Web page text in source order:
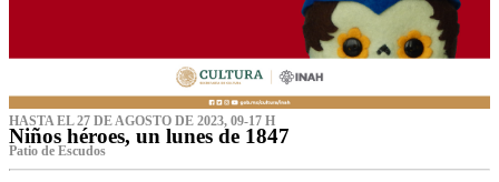
HASTA EL 27 DE AGOSTO DE 2023, 09-17 H
Niños héroes, un lunes de 1847
Patio de Escudos